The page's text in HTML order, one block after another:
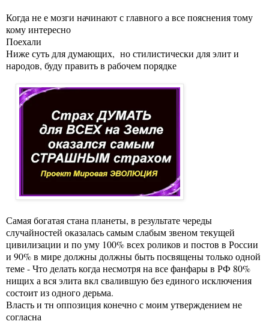
Когда не е мозги начинают с главного а все пояснения тому
кому интересно
Поехали
Ниже суть для думающих, но стилистически для элит и
народов, буду править в рабочем порядке
Самая богатая стана планеты, в результате череды
случайностей оказалась самым слабым звеном текущей
цивилизации и по уму 100% всех роликов и постов в России
и 90% в мире должны должны быть посвящены только одной
теме - Что делать когда несмотря на все фанфары в РФ 80%
нищих а вся элита вкл свалившую без единого исключения
состоит из одного дерьма.
Власть и тн оппозиция конечно с моим утверждением не
согласна